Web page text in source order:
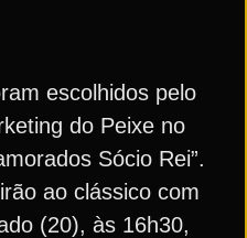
escolhidos pelo
do Peixe no
Sócio Rei”.
ao clássico com
(20), às 16h30,